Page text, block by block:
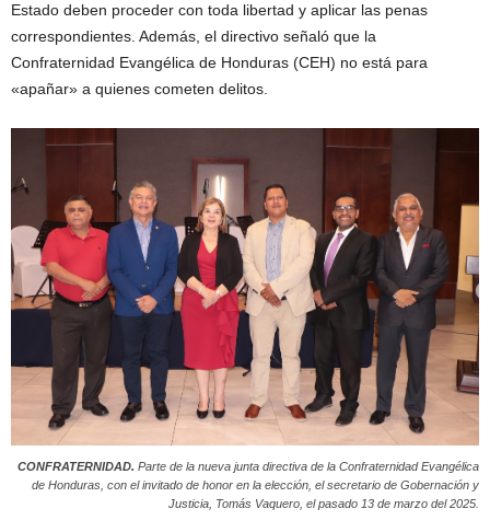
Estado deben proceder con toda libertad y aplicar las penas
correspondientes. Además, el directivo señaló que la
Confraternidad Evangélica de Honduras (CEH) no está para
«apañar» a quienes cometen delitos.
CONFRATERNIDAD. Parte de la nueva junta directiva de la Confraternidad Evangélica
de Honduras, con el invitado de honor en la elección, el secretario de Gobernación y
Justicia, Tomás Vaquero, el pasado 13 de marzo del 2025.